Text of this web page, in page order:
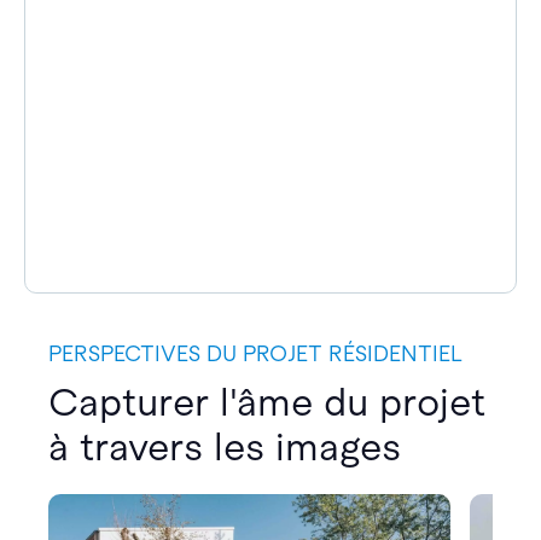
PERSPECTIVES DU PROJET RÉSIDENTIEL
Capturer l'âme du projet
à travers les images